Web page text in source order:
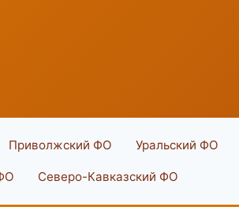
Приволжский ФО Уральский ФО
Северо-Кавказский ФО